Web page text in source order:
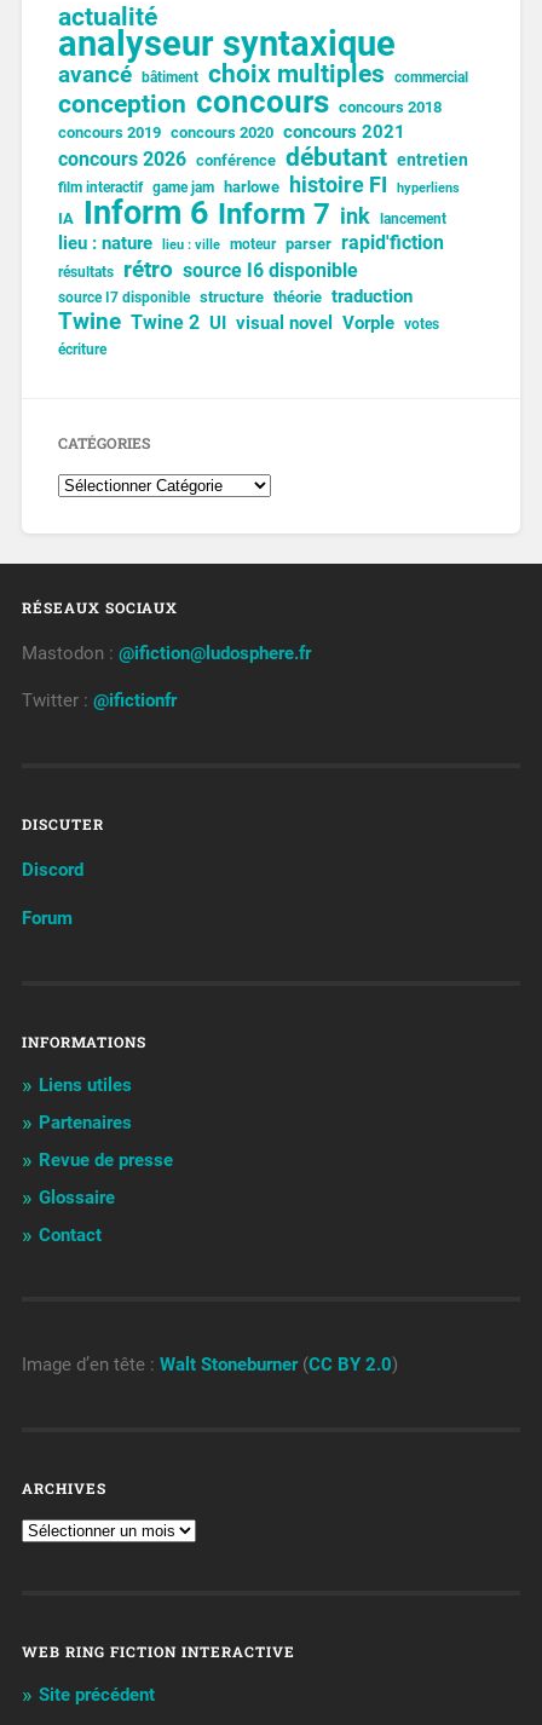
actualité
analyseur syntaxique
avancé bâtiment choix multiples commercial
conception concours concours 2018
concours 2019 concours 2020 concours 2021
concours 2026 conférence débutant entretien
film interactif game jam harlowe histoire FI hyperliens
IA Inform 6 Inform 7 ink lancement
lieu : nature lieu : ville moteur parser rapid'fiction
résultats rétro source I6 disponible
source I7 disponible structure théorie traduction
Twine Twine 2 UI visual novel Vorple votes
écriture
CATÉGORIES
RÉSEAUX SOCIAUX
Mastodon : @ifiction@ludosphere.fr
Twitter : @ifictionfr
DISCUTER
Discord
Forum
INFORMATIONS
Liens utiles
Partenaires
Revue de presse
Glossaire
Contact
Image d’en tête : Walt Stoneburner(CC BY 2.0)
ARCHIVES
WEB RING FICTION INTERACTIVE
Site précédent